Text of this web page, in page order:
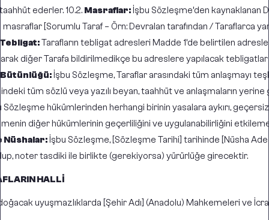
ederler. 10.2. Masraflar:İşbu Sözleşme’den kaynaklanan
[Sorumlu Taraf – Örn: Devralan tarafından / Taraflarca
Tebligat:Tarafların tebligat adresleri Madde 1’de belirtilen
diğer Tarafa bildirilmedikçe bu adreslere yapılacak tebligatlar
İşbu Sözleşme, Taraflar arasındaki tüm anlaşmayı
tüm sözlü veya yazılı beyan, taahhüt ve anlaşmaların yerine
Sözleşme hükümlerinden herhangi birinin yasalara aykırı,
diğer hükümlerinin geçerliliğini ve uygulanabilirliğini
Nüshalar:İşbu Sözleşme, [Sözleşme Tarihi] tarihinde [Nüsha
noter tasdiki ile birlikte (gerekiyorsa) yürürlüğe girecektir.
HALLİ
uyuşmazlıklarda [Şehir Adı] (Anadolu) Mahkemeleri ve